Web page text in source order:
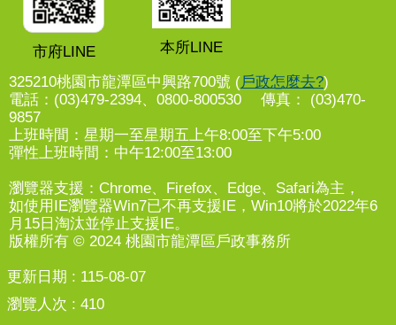
市府LINE 本所LINE
325210桃園市龍潭區中興路700號 (戶政怎麼去?)
電話：(03)479-2394、0800-800530 傳真： (03)470-
9857
上班時間：星期一至星期五上午8:00至下午5:00
彈性上班時間：中午12:00至13:00
瀏覽器支援：Chrome、Firefox、Edge、Safari為主，
如使用IE瀏覽器Win7已不再支援IE，Win10將於2022年6
月15日淘汰並停止支援IE。
版權所有 © 2024 桃園市龍潭區戶政事務所
更新日期
115-08-07
瀏覽人次
410